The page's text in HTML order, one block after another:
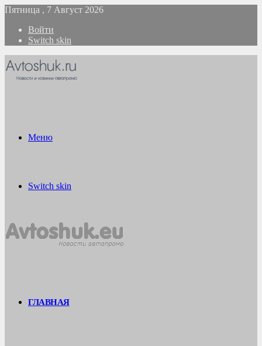
Пятница , 7 Август 2026
Войти
Switch skin
Меню
Switch skin
ГЛАВНАЯ